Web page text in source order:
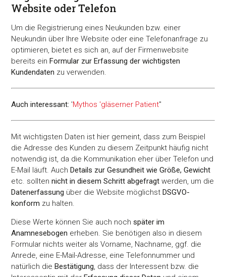
Website oder Telefon
Um die Registrierung eines Neukunden bzw. einer
Neukundin über Ihre Website oder eine Telefonanfrage zu
optimieren, bietet es sich an, auf der Firmenwebsite
bereits einFormular zur Erfassung der wichtigsten
Kundendaten zu verwenden.
Auch interessant: 'Mythos 'gläserner Patient''
Mit wichtigsten Daten ist hier gemeint, dass zum Beispiel
die Adresse des Kunden zu diesem Zeitpunkt häufig nicht
notwendig ist, da die Kommunikation eher über Telefon und
E-Mail läuft. AuchDetails zur Gesundheit wie Größe, Gewicht
etc. solltennicht in diesem Schritt abgefragt werden, um die
Datenerfassung über die Website möglichstDSGVO-
konform zu halten.
Diese Werte können Sie auch nochspäter im
Anamnesebogen erheben. Sie benötigen also in diesem
Formular nichts weiter als Vorname, Nachname, ggf. die
Anrede, eine E-Mail-Adresse, eine Telefonnummer und
natürlich dieBestätigung, dass der Interessent bzw. die